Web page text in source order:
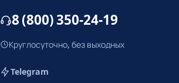
8 (800) 350-24-19
Круглосуточно, без выходных
Telegram